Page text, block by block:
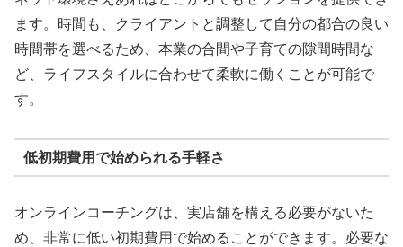
ます。時間も、クライアントと調整して自分の都合の良い
時間帯を選べるため、本業の合間や子育ての隙間時間な
ど、ライフスタイルに合わせて柔軟に働くことが可能で
す。
低初期費用で始められる手軽さ
オンラインコーチングは、実店舗を構える必要がないた
め、非常に低い初期費用で始めることができます。必要な